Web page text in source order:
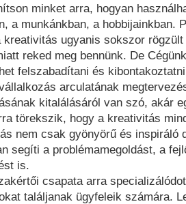
minket arra, hogyan
a munkánkban, a hobbijainkban.
kreativitás ugyanis sokszor
reked meg bennünk. De
felszabadítani és
arculatának
kitalálásáról van szó, akár
törekszik, hogy a kreativitás
nem csak gyönyörű és inspiráló
segíti a problémamegoldást, a
is.
csapata arra
találjanak ügyfeleik számára.